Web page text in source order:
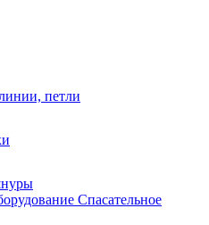
петли
Спасательное